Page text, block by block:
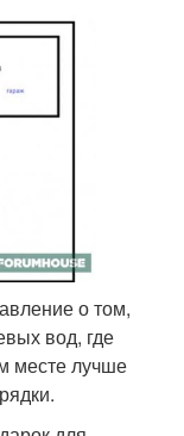
о том,
вод, где
месте лучше